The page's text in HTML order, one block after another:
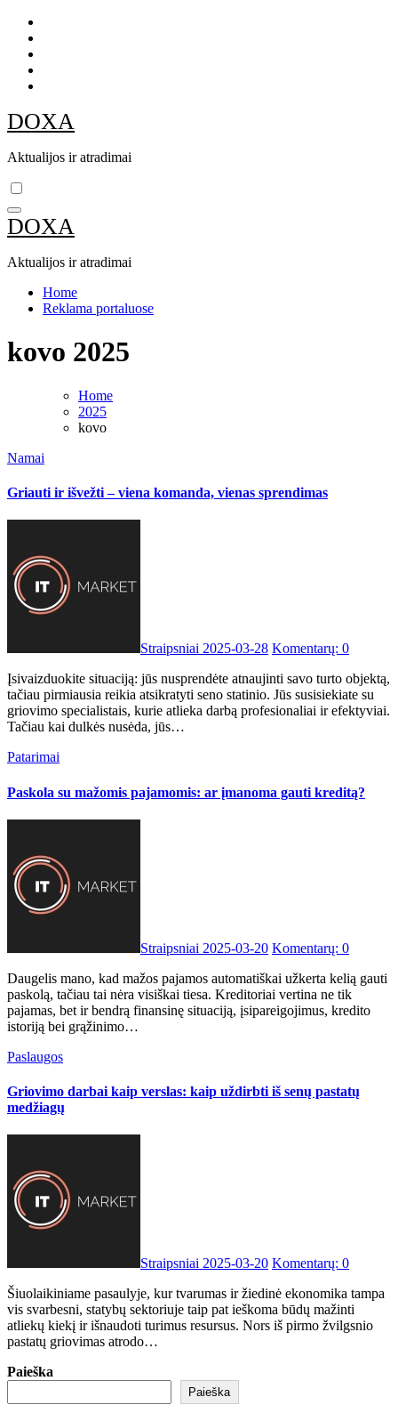
Skip
content
DOXA
Aktualijos ir atradimai
DOXA
Aktualijos ir atradimai
Home
Reklama portaluose
kovo 2025
Home
2025
kovo
Namai
Griauti ir išvežti – viena komanda, vienas sprendimas
Straipsniai 2025-03-28 Komentarų: 0
Įsivaizduokite situaciją: jūs nusprendėte atnaujinti savo turto objektą,
tačiau pirmiausia reikia atsikratyti seno statinio. Jūs susisiekiate su
griovimo specialistais, kurie atlieka darbą profesionaliai ir efektyviai.
Tačiau kai dulkės nusėda, jūs…
Patarimai
Paskola su mažomis pajamomis: ar įmanoma gauti kreditą?
Straipsniai 2025-03-20 Komentarų: 0
Daugelis mano, kad mažos pajamos automatiškai užkerta kelią gauti
paskolą, tačiau tai nėra visiškai tiesa. Kreditoriai vertina ne tik
pajamas, bet ir bendrą finansinę situaciją, įsipareigojimus, kredito
istoriją bei grąžinimo…
Paslaugos
Griovimo darbai kaip verslas: kaip uždirbti iš senų pastatų
medžiagų
Straipsniai 2025-03-20 Komentarų: 0
Šiuolaikiniame pasaulyje, kur tvarumas ir žiedinė ekonomika tampa
vis svarbesni, statybų sektoriuje taip pat ieškoma būdų mažinti
atliekų kiekį ir išnaudoti turimus resursus. Nors iš pirmo žvilgsnio
pastatų griovimas atrodo…
Paieška
Paieška